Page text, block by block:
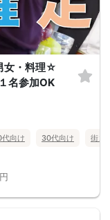
女・料理☆
名参加OK
代向け 30代向け 街コ